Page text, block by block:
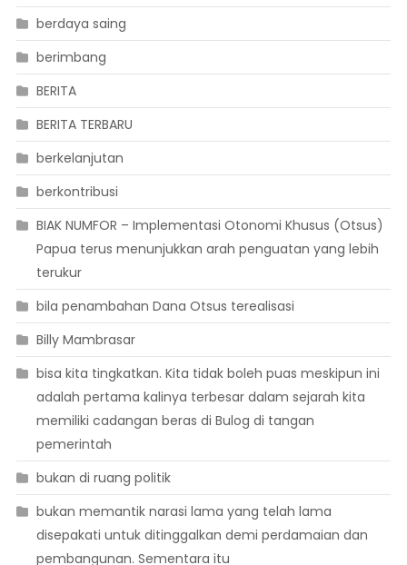
berdaya saing
berimbang
BERITA
BERITA TERBARU
berkelanjutan
berkontribusi
BIAK NUMFOR – Implementasi Otonomi Khusus (Otsus)
Papua terus menunjukkan arah penguatan yang lebih
terukur
bila penambahan Dana Otsus terealisasi
Billy Mambrasar
bisa kita tingkatkan. Kita tidak boleh puas meskipun ini
adalah pertama kalinya terbesar dalam sejarah kita
memiliki cadangan beras di Bulog di tangan
pemerintah
bukan di ruang politik
bukan memantik narasi lama yang telah lama
disepakati untuk ditinggalkan demi perdamaian dan
pembangunan. Sementara itu